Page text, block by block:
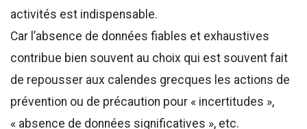
activités est indispensable.
Car l’absence de données fiables et exhaustives
contribue bien souvent au choix qui est souvent fait
de repousser aux calendes grecques les actions de
prévention ou de précaution pour « incertitudes »,
« absence de données significatives », etc.